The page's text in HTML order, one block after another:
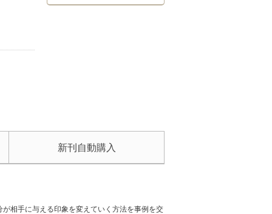
新刊自動購入
相手に与える印象を変えていく方法を事例を交